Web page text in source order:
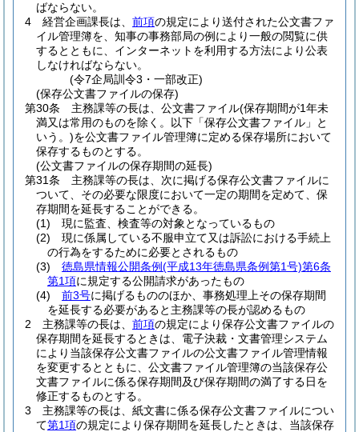
ばならない。
4
経営企画課長は、 前項の規定により送付された公文書ファ
イル管理簿を、知事の事務部局の例により一般の閲覧に供
するとともに、インターネットを利用する方法により公表
しなければならない。
(令7企局訓令3・一部改正)
(保存公文書ファイルの保存)
第30条
主務課等の長は、公文書ファイル(保存期間が1年未
満又は常用のものを除く。以下「保存公文書ファイル」と
いう。)を公文書ファイル管理簿に定める保存場所において
保存するものとする。
(公文書ファイルの保存期間の延長)
第31条
主務課等の長は、次に掲げる保存公文書ファイルに
ついて、その必要な限度において一定の期間を定めて、保
存期間を延長することができる。
(1)
現に監査、検査等の対象となっているもの
(2)
現に係属している不服申立て又は訴訟における手続上
の行為をするために必要とされるもの
(3)
徳島県情報公開条例(平成13年徳島県条例第1号)第6条
第1項に規定する公開請求があったもの
(4)
前3号に掲げるもののほか、事務処理上その保存期間
を延長する必要があると主務課等の長が認めるもの
2
主務課等の長は、 前項の規定により保存公文書ファイルの
保存期間を延長するときは、電子決裁・文書管理システム
により当該保存公文書ファイルの公文書ファイル管理情報
を変更するとともに、公文書ファイル管理簿の当該保存公
文書ファイルに係る保存期間及び保存期間の満了する日を
修正するものとする。
3
主務課等の長は、紙文書に係る保存公文書ファイルについ
て第1項の規定により保存期間を延長したときは、当該保存